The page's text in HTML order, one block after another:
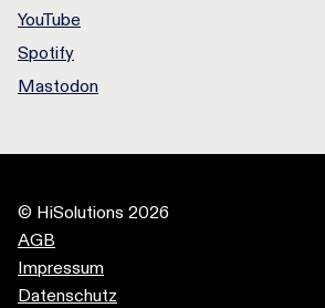
YouTube
Spotify
Mastodon
© HiSolutions 2026
AGB
Impressum
Datenschutz